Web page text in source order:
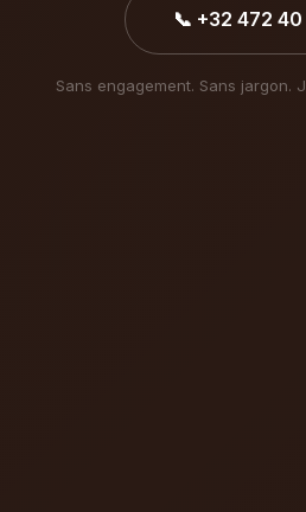
📞 +32 472
Sans engagement. Sans jargon.